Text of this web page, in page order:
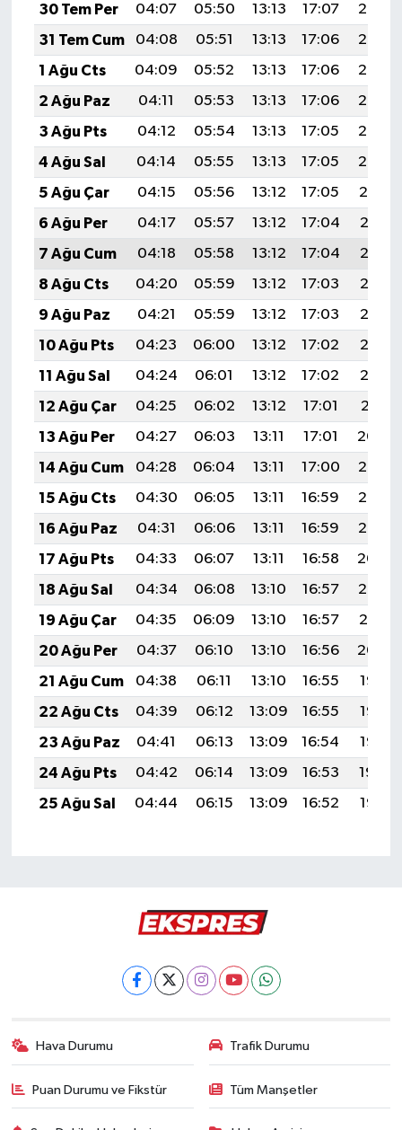
30 Tem Per
04:07 05:50 13:13 17:07
20:26
31 Tem Cum
04:08 05:51 13:13 17:06
20:25
1 Ağu Cts
04:09 05:52 13:13 17:06
20:24
2 Ağu Paz
04:11 05:53 13:13 17:06
20:23
3 Ağu Pts
04:12 05:54 13:13 17:05
20:22
4 Ağu Sal
04:14 05:55 13:13 17:05
20:20
5 Ağu Çar
04:15 05:56 13:12 17:05
20:19
6 Ağu Per
04:17 05:57 13:12 17:04
20:18
7 Ağu Cum
04:18 05:58 13:12 17:04
20:17
8 Ağu Cts
04:20 05:59 13:12 17:03
20:16
9 Ağu Paz
04:21 05:59 13:12 17:03
20:15
10 Ağu Pts
04:23 06:00 13:12 17:02
20:13
11 Ağu Sal
04:24 06:01 13:12 17:02
20:12
12 Ağu Çar
04:25 06:02 13:12 17:01
20:11
13 Ağu Per
04:27 06:03 13:11 17:01
20:09
14 Ağu Cum
04:28 06:04 13:11 17:00
20:08
15 Ağu Cts
04:30 06:05 13:11 16:59
20:07
16 Ağu Paz
04:31 06:06 13:11 16:59
20:05
17 Ağu Pts
04:33 06:07 13:11 16:58
20:04
18 Ağu Sal
04:34 06:08 13:10 16:57
20:03
19 Ağu Çar
04:35 06:09 13:10 16:57
20:01
20 Ağu Per
04:37 06:10 13:10 16:56
20:00
21 Ağu Cum
04:38 06:11 13:10 16:55
19:58
22 Ağu Cts
04:39 06:12 13:09 16:55
19:57
23 Ağu Paz
04:41 06:13 13:09 16:54
19:55
24 Ağu Pts
04:42 06:14 13:09 16:53
19:54
25 Ağu Sal
04:44 06:15 13:09 16:52 19:52
Hava Durumu Trafik Durumu
Puan Durumu ve Fikstür Tüm Manşetler
Şaphane
Simav
Siyaset
Spor
Tavşanlı
Teknoloji
Türkiye
Video Galeri
Yaşam
Yemek Tarifleri